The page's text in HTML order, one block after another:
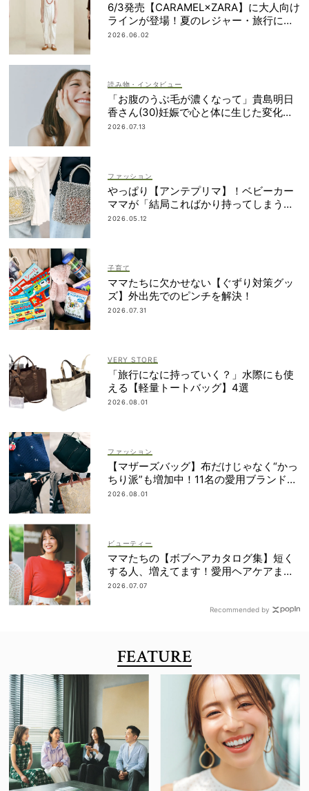
6/3発売【CARAMEL×ZARA】に大人向け
ラインが登場！夏のレジャー・旅行にも
おすすめ
2026.06.02
読み物・インタビュー
「お腹のうぶ毛が濃くなって」貴島明日
香さん(30)妊娠で心と体に生じた変化も
「愛しいです」
2026.07.13
ファッション
やっぱり【アンテプリマ】！ベビーカー
ママが「結局こればかり持ってしまう」
納得の理由
2026.05.12
子育て
ママたちに欠かせない【ぐずり対策グッ
ズ】外出先でのピンチを解決！
2026.07.31
VERY STORE
「旅行になに持っていく？」水際にも使
える【軽量トートバッグ】4選
2026.08.01
ファッション
【マザーズバッグ】布だけじゃなく“かっ
ちり派”も増加中！11名の愛用ブランド
は？
2026.08.01
ビューティー
ママたちの【ボブヘアカタログ集】短く
する人、増えてます！愛用ヘアケアまで
全部見せ
2026.07.07
Recommended by
FEATURE